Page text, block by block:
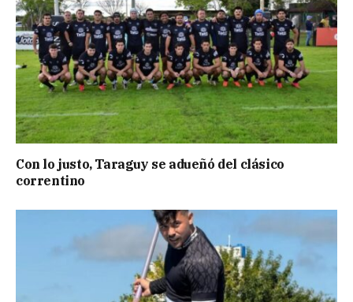
Con lo justo, Taraguy se adueñó del clásico
correntino